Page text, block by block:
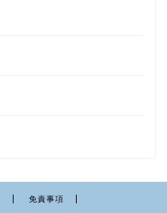
免責事項